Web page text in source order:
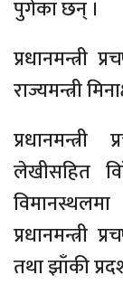
पुगेका छन् ।
प्रधानमन्त्री
राज्यमन्त्री
लेखीसहित
प्रधानमन्त्री
तथा झाँकी